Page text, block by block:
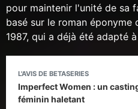
pour maintenir l'unité de sa
basé sur le roman
1987, qui a déjà été adapté
L'AVIS DE BETASERIES
Imperfect Women : un
féminin haletant